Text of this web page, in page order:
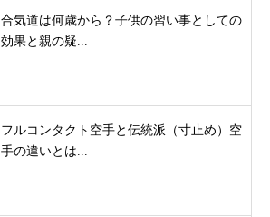
合気道は何歳から？子供の習い事としての
効果と親の疑...
フルコンタクト空手と伝統派（寸止め）空
手の違いとは...